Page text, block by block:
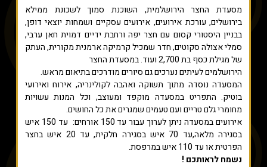
מסעדת החצר הירושלמית, השוכנת סמוך לשכונת ממילא
בירושלים, עורכת אירועים, אירועים עסקיים ושמחות יוצאי דופן,
בבניין היסטורי קסום עם חצר יפה ורחבת ידיים דמוית חאן ערבי,
סמלי אצולה סקוטים, חדר שמכיל קרמיקה ארמנית מקורית, העתק
של מגילת כסף בת 2,700 ועוד. במסעדת החצר
הירושלמים לעיתים נערכים גם סיורים מודרכים בתיאום מראש.
המסעדה נוסדה מתוך תשוקה ואהבה לקולינריה, אירוח ואירועי
בוטיק. התפריט במסעדה מוקפד ומעוצב, וכל המנות עשויות
מחומרי גלם טריים ועם טעמים שמגרים את כל החושים.
אירועים במסעדה ניתן לערוך עבור עד 150 אורחים: עד 150 איש
בסגירה מלאה,עד 70 איש בסגירה חלקית, עד 20 איש בחצר
הפרטית או עד 110 איש במרפסת.
נשמח לראותכם !